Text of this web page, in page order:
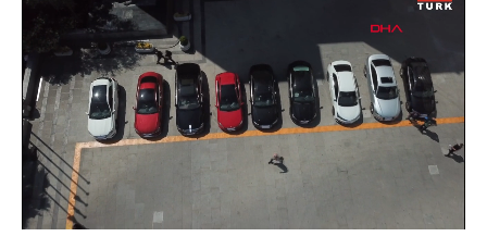
Sesi
Aç
Yüklendi
17.61%
Hızı